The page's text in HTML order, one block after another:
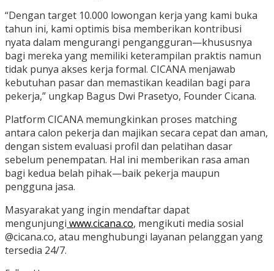
“Dengan target 10.000 lowongan kerja yang kami buka
tahun ini, kami optimis bisa memberikan kontribusi
nyata dalam mengurangi pengangguran—khususnya
bagi mereka yang memiliki keterampilan praktis namun
tidak punya akses kerja formal. CICANA menjawab
kebutuhan pasar dan memastikan keadilan bagi para
pekerja,” ungkap Bagus Dwi Prasetyo, Founder Cicana.
Platform CICANA memungkinkan proses matching
antara calon pekerja dan majikan secara cepat dan aman,
dengan sistem evaluasi profil dan pelatihan dasar
sebelum penempatan. Hal ini memberikan rasa aman
bagi kedua belah pihak—baik pekerja maupun
pengguna jasa.
Masyarakat yang ingin mendaftar dapat
mengunjungi www.cicana.co, mengikuti media sosial
@cicana.co, atau menghubungi layanan pelanggan yang
tersedia 24/7.